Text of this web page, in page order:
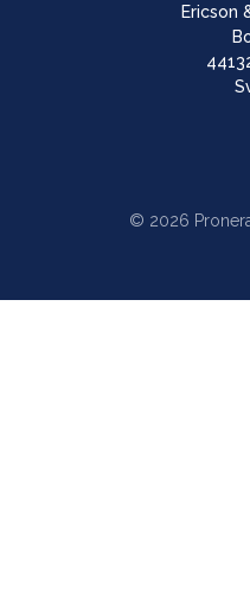
Ericson
© 2026